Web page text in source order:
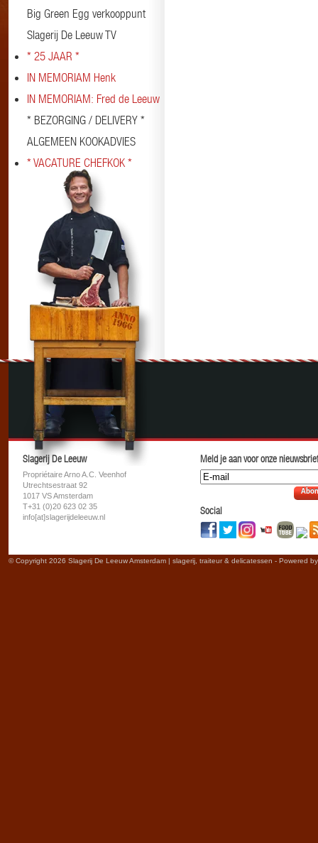
Big Green Egg verkooppunt
Slagerij De Leeuw TV
* 25 JAAR *
IN MEMORIAM Henk
IN MEMORIAM: Fred de Leeuw
* BEZORGING / DELIVERY *
ALGEMEEN KOOKADVIES
* VACATURE CHEFKOK *
Slagerij De Leeuw
Propriétaire Arno A.C. Veenhof
Utrechtsestraat 92
1017 VS Amsterdam
T+31 (0)20 623 02 35
info[at]slagerijdeleeuw.nl
Meld je aan voor onze
Social
© Copyright 2026 Slagerij De Leeuw Amsterdam | slagerij, traiteur & delicatessen - Powered